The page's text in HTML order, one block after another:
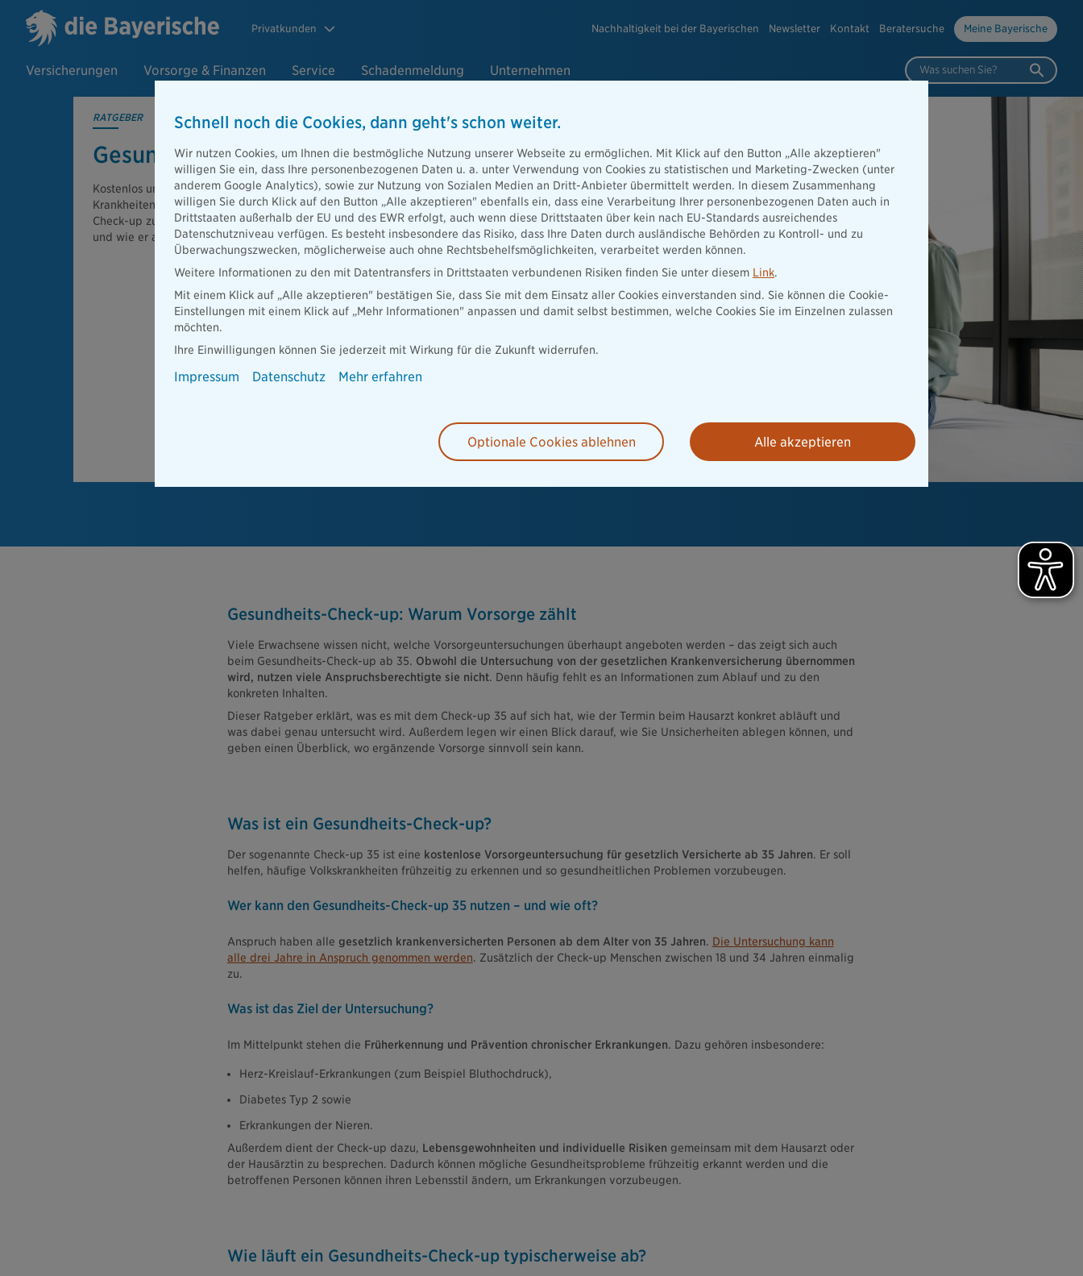
Privatkunden Nachhaltigkeit bei der Bayerischen Newsletter Kontakt Beratersuche Meine Bayerische
Versicherungen Vorsorge & Finanzen Service Schadenmeldung Unternehmen Was suchen Sie?
RATGEBER
Gesundheits-Check-up ab 35
Kostenlos und sinnvoll: Der Gesundheits-Check-up ab 35 hilft,
Krankheiten frühzeitig zu erkennen. Wir erklären, wem der
Check-up zusteht, wie oft Sie ihn in Anspruch nehmen können
und wie er abläuft.
Gesundheits-Check-up: Warum Vorsorge zählt
Viele Erwachsene wissen nicht, welche Vorsorgeuntersuchungen überhaupt angeboten werden – das zeigt sich auch
beim Gesundheits-Check-up ab 35. Obwohl die Untersuchung von der gesetzlichen Krankenversicherung übernommen
wird, nutzen viele Anspruchsberechtigte sie nicht. Denn häufig fehlt es an Informationen zum Ablauf und zu den
konkreten Inhalten.
Dieser Ratgeber erklärt, was es mit dem Check-up 35 auf sich hat, wie der Termin beim Hausarzt konkret abläuft und
was dabei genau untersucht wird. Außerdem legen wir einen Blick darauf, wie Sie Unsicherheiten ablegen können, und
geben einen Überblick, wo ergänzende Vorsorge sinnvoll sein kann.
Was ist ein Gesundheits-Check-up?
Der sogenannte Check-up 35 ist eine kostenlose Vorsorgeuntersuchung für gesetzlich Versicherte ab 35 Jahren. Er soll
helfen, häufige Volkskrankheiten frühzeitig zu erkennen und so gesundheitlichen Problemen vorzubeugen.
Wer kann den Gesundheits-Check-up 35 nutzen – und wie oft?
Anspruch haben alle gesetzlich krankenversicherten Personen ab dem Alter von 35 Jahren. Die Untersuchung kann
alle drei Jahre in Anspruch genommen werden. Zusätzlich der Check-up Menschen zwischen 18 und 34 Jahren einmalig
zu.
Was ist das Ziel der Untersuchung?
Im Mittelpunkt stehen die Früherkennung und Prävention chronischer Erkrankungen. Dazu gehören insbesondere:
Herz-Kreislauf-Erkrankungen (zum Beispiel Bluthochdruck),
Diabetes Typ 2 sowie
Erkrankungen der Nieren.
Außerdem dient der Check-up dazu, Lebensgewohnheiten und individuelle Risiken gemeinsam mit dem Hausarzt oder
der Hausärztin zu besprechen. Dadurch können mögliche Gesundheitsprobleme frühzeitig erkannt werden und die
betroffenen Personen können ihren Lebensstil ändern, um Erkrankungen vorzubeugen.
Wie läuft ein Gesundheits-Check-up typischerweise ab?
Schnell noch die Cookies, dann geht's schon weiter.
Wir nutzen Cookies, um Ihnen die bestmögliche Nutzung unserer Webseite zu ermöglichen. Mit Klick auf den Button „Alle akzeptieren"
willigen Sie ein, dass Ihre personenbezogenen Daten u. a. unter Verwendung von Cookies zu statistischen und Marketing-Zwecken (unter
anderem Google Analytics), sowie zur Nutzung von Sozialen Medien an Dritt-Anbieter übermittelt werden. In diesem Zusammenhang
willigen Sie durch Klick auf den Button „Alle akzeptieren" ebenfalls ein, dass eine Verarbeitung Ihrer personenbezogenen Daten auch in
Drittstaaten außerhalb der EU und des EWR erfolgt, auch wenn diese Drittstaaten über kein nach EU-Standards ausreichendes
Datenschutzniveau verfügen. Es besteht insbesondere das Risiko, dass Ihre Daten durch ausländische Behörden zu Kontroll- und zu
Überwachungszwecken, möglicherweise auch ohne Rechtsbehelfsmöglichkeiten, verarbeitet werden können.
Weitere Informationen zu den mit Datentransfers in Drittstaaten verbundenen Risiken finden Sie unter diesem Link.
Mit einem Klick auf „Alle akzeptieren" bestätigen Sie, dass Sie mit dem Einsatz aller Cookies einverstanden sind. Sie können die Cookie-
Einstellungen mit einem Klick auf „Mehr Informationen" anpassen und damit selbst bestimmen, welche Cookies Sie im Einzelnen zulassen
möchten.
Ihre Einwilligungen können Sie jederzeit mit Wirkung für die Zukunft widerrufen.
Impressum Datenschutz Mehr erfahren
Optionale Cookies ablehnen Alle akzeptieren